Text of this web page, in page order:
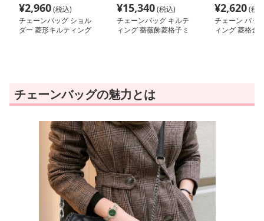
¥2,960(税込)
チェーンバッグ ショル
ダー 菱形キルティング
¥15,340(税込)
チェーンバッグ キルテ
ィング 薔薇飾菱格子ミ
¥2,620(税
チェーン バッ
ィング 菱格金
チェーンバッグの魅力とは